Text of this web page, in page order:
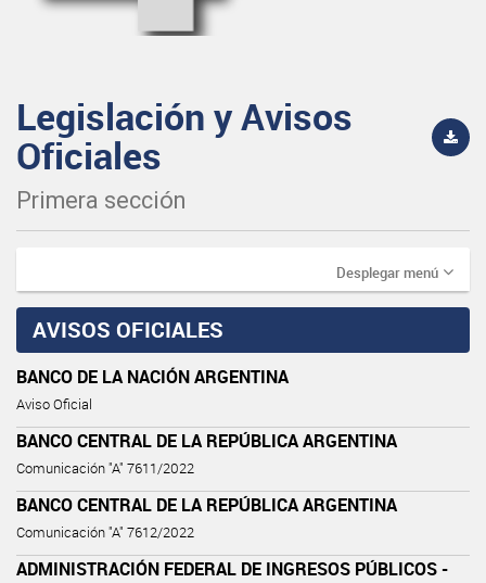
Legislación y Avisos
Oficiales
Primera sección
Desplegar menú
AVISOS OFICIALES
BANCO DE LA NACIÓN ARGENTINA
Aviso Oficial
BANCO CENTRAL DE LA REPÚBLICA ARGENTINA
Comunicación "A" 7611/2022
BANCO CENTRAL DE LA REPÚBLICA ARGENTINA
Comunicación "A" 7612/2022
ADMINISTRACIÓN FEDERAL DE INGRESOS PÚBLICOS -